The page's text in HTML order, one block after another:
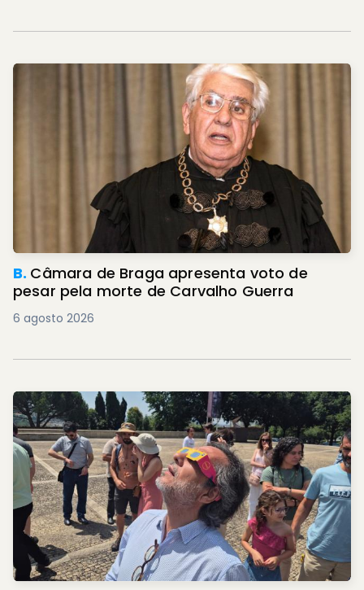
B. Câmara de Braga apresenta voto de
pesar pela morte de Carvalho Guerra
6 agosto 2026